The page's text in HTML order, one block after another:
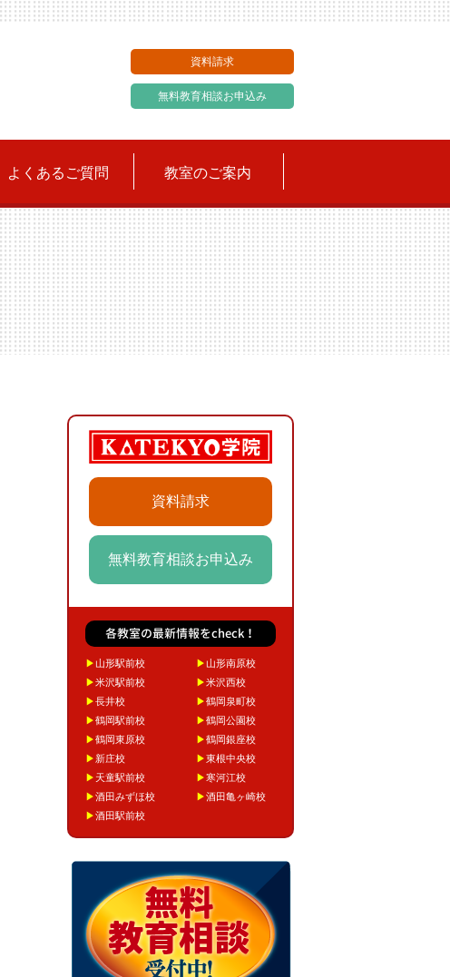
資料請求
無料教育相談お申込み
よくあるご質問 教室のご案内
資料請求
無料教育相談お申込み
各教室の最新情報をcheck！
▶山形駅前校 ▶山形南原校
▶米沢駅前校 ▶米沢西校
▶長井校 ▶鶴岡泉町校
▶鶴岡駅前校 ▶鶴岡公園校
▶鶴岡東原校 ▶鶴岡銀座校
▶ 新庄校 ▶東根中央校
▶ 天童駅前校 ▶寒河江校
▶酒田みずほ校 ▶酒田亀ヶ崎校
▶酒田駅前校